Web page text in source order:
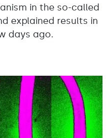
in the so-called
explained results in
days ago.